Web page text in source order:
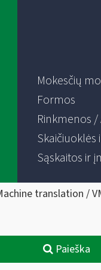
Mokesčių
Formos
Rinkmenos
Skaičiuoklės
Sąskaitos ir
translation /
Paieška